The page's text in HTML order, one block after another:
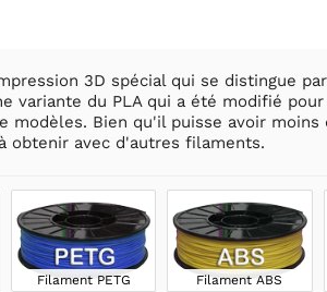
3D spécial qui se distingue
variante du PLA qui a été modifié
modèles. Bien qu'il puisse avoir
obtenir avec d'autres filaments.
Filament PETG Filament ABS